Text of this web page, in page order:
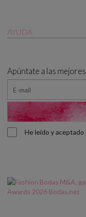
AYUDA
Apúntate a las mejores
He leído y aceptado